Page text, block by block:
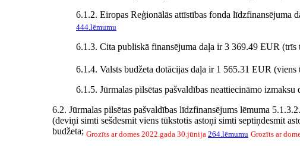
6.1.2. Eiropas Reģionālās attīstības fonda līdzfinansējuma
444.lēmumu
6.1.3. Cita publiskā finansējuma daļa ir 3 369.49 EUR
6.1.4. Valsts budžeta dotācijas daļa ir 1 565.31 EUR
6.1.5. Jūrmalas pilsētas pašvaldības neattiecināmo
6.2. Jūrmalas pilsētas pašvaldības līdzfinansējums lēmuma
(deviņi simti sešdesmit viens tūkstotis astoņi simti septiņdesmit
budžeta; Grozīts ar domes 2022.gada 30.jūnija 264.lēmumu Grozīts ar